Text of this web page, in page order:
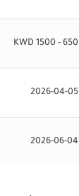
650 - 1500 KWD
2026-04-05
2026-06-04